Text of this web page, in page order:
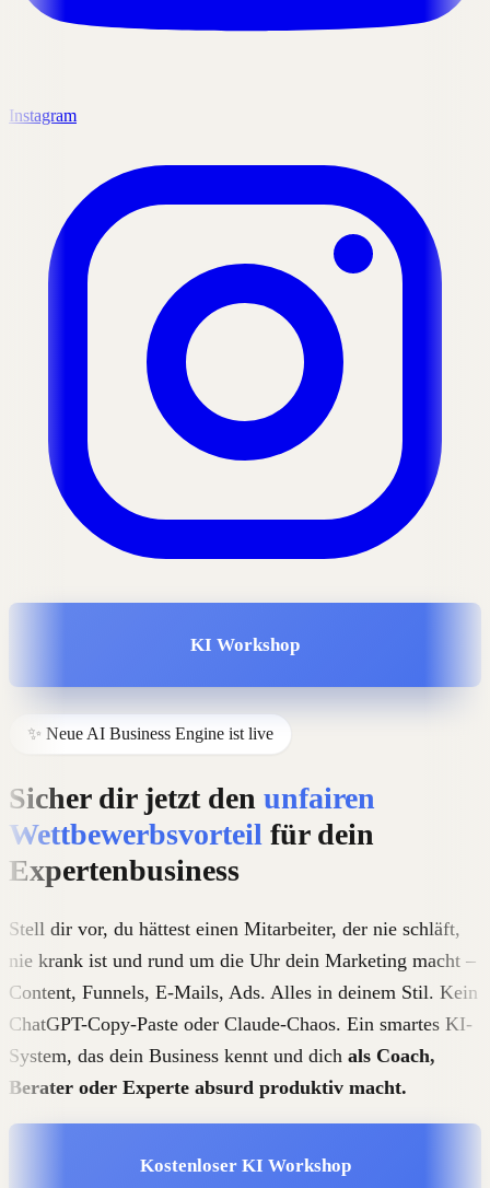
Instagram
KI Workshop
✨ Neue AI Business Engine ist live
Sicher dir jetzt den unfairen
Wettbewerbsvorteil für dein
Expertenbusiness
Stell dir vor, du hättest einen Mitarbeiter, der nie schläft,
nie krank ist und rund um die Uhr dein Marketing macht –
Content, Funnels, E-Mails, Ads. Alles in deinem Stil. Kein
ChatGPT-Copy-Paste oder Claude-Chaos. Ein smartes KI-
System, das dein Business kennt und dich als Coach,
Berater oder Experte absurd produktiv macht.
Kostenloser KI Workshop